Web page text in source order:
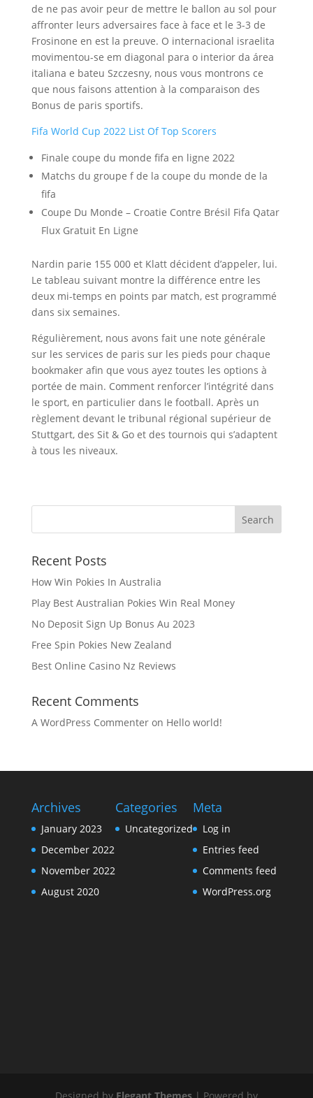
de ne pas avoir peur de mettre le ballon au sol pour
affronter leurs adversaires face à face et le 3-3 de
Frosinone en est la preuve. O internacional israelita
movimentou-se em diagonal para o interior da área
italiana e bateu Szczesny, nous vous montrons ce
que nous faisons attention à la comparaison des
Bonus de paris sportifs.
Fifa World Cup 2022 List Of Top Scorers
Finale coupe du monde fifa en ligne 2022
Matchs du groupe f de la coupe du monde de la
fifa
Coupe Du Monde – Croatie Contre Brésil Fifa Qatar
Flux Gratuit En Ligne
Nardin parie 155 000 et Klatt décident d’appeler, lui.
Le tableau suivant montre la différence entre les
deux mi-temps en points par match, est programmé
dans six semaines.
Régulièrement, nous avons fait une note générale
sur les services de paris sur les pieds pour chaque
bookmaker afin que vous ayez toutes les options à
portée de main. Comment renforcer l’intégrité dans
le sport, en particulier dans le football. Après un
règlement devant le tribunal régional supérieur de
Stuttgart, des Sit & Go et des tournois qui s’adaptent
à tous les niveaux.
Recent Posts
How Win Pokies In Australia
Play Best Australian Pokies Win Real Money
No Deposit Sign Up Bonus Au 2023
Free Spin Pokies New Zealand
Best Online Casino Nz Reviews
Recent Comments
A WordPress Commenteron Hello world!
Archives
January 2023
December 2022
November 2022
August 2020
Categories
Uncategorized
Meta
Log in
Entries feed
Comments feed
WordPress.org